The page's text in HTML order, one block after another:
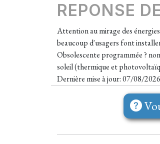
REPONSE
Attention au mirage des
beaucoup d'usagers font
Obsolescente programmée ?
soleil (thermique et
Dernière mise à jour: 07/08/2026